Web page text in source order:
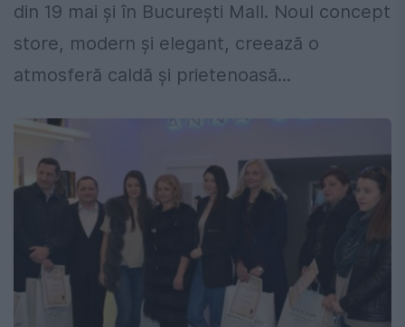
din 19 mai şi în Bucureşti Mall. Noul concept
store, modern şi elegant, creează o
atmosferă caldă şi prietenoasă...